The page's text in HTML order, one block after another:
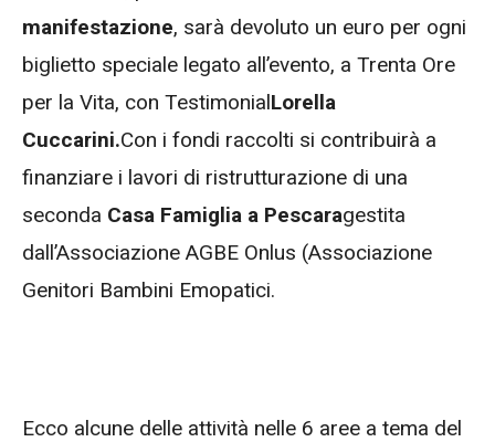
manifestazione, sarà devoluto un euro per ogni
biglietto speciale legato all’evento, a Trenta Ore
per la Vita, con TestimonialLorella
Cuccarini.Con i fondi raccolti si contribuirà a
finanziare i lavori di ristrutturazione di una
seconda Casa Famiglia a Pescaragestita
dall’Associazione AGBE Onlus (Associazione
Genitori Bambini Emopatici.
Ecco alcune delle attività nelle 6 aree a tema del